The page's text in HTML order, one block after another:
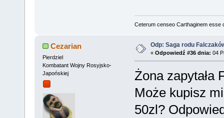
Ceterum censeo Carthaginem esse
Cezarian
Pierdziel
Kombatant Wojny Rosyjsko-
Japońskiej
Odp: Saga rodu
« Odpowiedź #36 dnia: 04
Żona zapytała
Może kupisz
50zl?